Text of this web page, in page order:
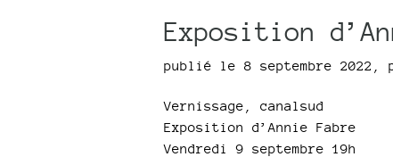
Exposition
publié le 8 septembre 2022
Vernissage, canalsud
Exposition d’Annie Fabre
Vendredi 9 septembre 19h